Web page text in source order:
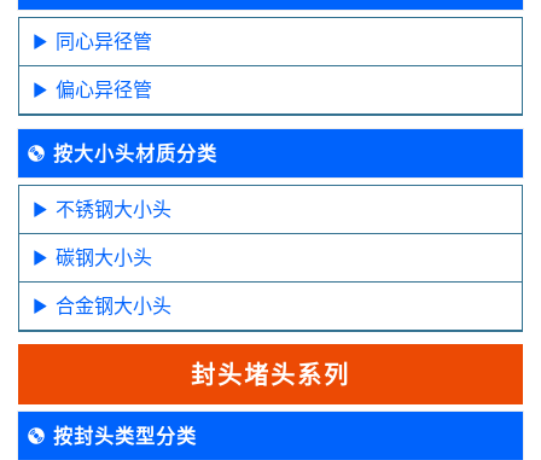
同心异径管
偏心异径管
按大小头材质分类
不锈钢大小头
碳钢大小头
合金钢大小头
封头堵头系列
按封头类型分类